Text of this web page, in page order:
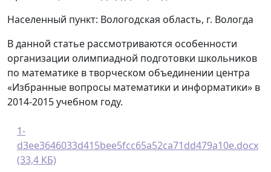
Населенный пункт: Вологодская область, г. Вологда
В данной статье рассмотриваются особенности
организации олимпиадной подготовки школьников
по математике в творческом объединении центра
«Избранные вопросы математики и информатики» в
2014-2015 учебном году.
1-
d3ee3646033d415bee5fcc65a52ca71dd479a10e.docx
(33,4 КБ)